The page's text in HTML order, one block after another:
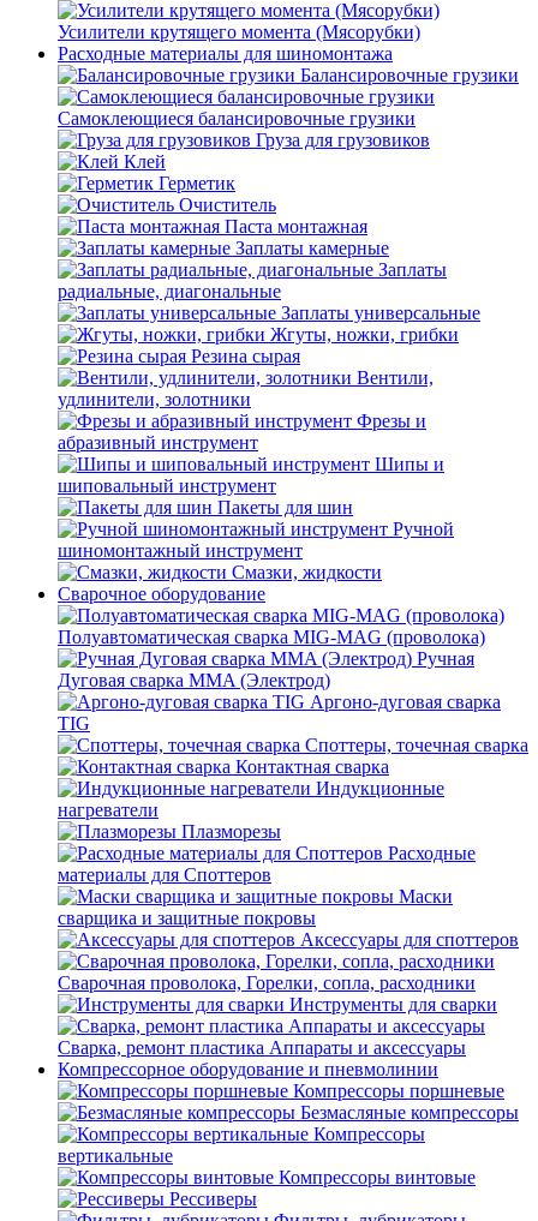
Усилители крутящего момента (Мясорубки)
Расходные материалы для шиномонтажа
Балансировочные грузики
Самоклеющиеся балансировочные грузики
Груза для грузовиков
Клей
Герметик
Очиститель
Паста монтажная
Заплаты камерные
Заплаты
радиальные, диагональные
Заплаты универсальные
Жгуты, ножки, грибки
Резина сырая
Вентили,
удлинители, золотники
Фрезы и
абразивный инструмент
Шипы и
шиповальный инструмент
Пакеты для шин
Ручной
шиномонтажный инструмент
Смазки, жидкости
Сварочное оборудование
Полуавтоматическая сварка MIG-MAG (проволока)
Ручная
Дуговая сварка MMA (Электрод)
Аргоно-дуговая сварка
TIG
Споттеры, точечная сварка
Контактная сварка
Индукционные
нагреватели
Плазморезы
Расходные
материалы для Споттеров
Маски
сварщика и защитные покровы
Аксессуары для споттеров
Сварочная проволока, Горелки, сопла, расходники
Инструменты для сварки
Сварка, ремонт пластика Аппараты и аксессуары
Компрессорное оборудование и пневмолинии
Компрессоры поршневые
Безмасляные компрессоры
Компрессоры
вертикальные
Компрессоры винтовые
Рессиверы